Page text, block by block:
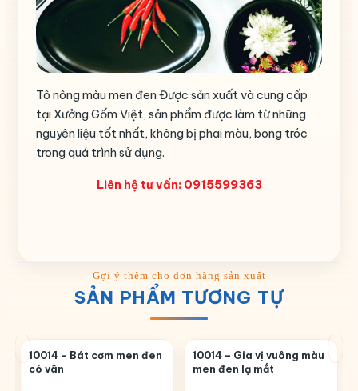
Tô nông màu men đen Được sản xuất và cung cấp
tại Xưởng Gốm Việt, sản phẩm được làm từ những
nguyên liệu tốt nhất, không bị phai màu, bong tróc
trong quá trình sử dụng.
Liên hệ tư vấn: 0915599363
SẢN PHẨM TƯƠNG TỰ
10014 – Bát cơm men đen
có vân
10014 – Gia vị vuông màu
men đen lạ mắt